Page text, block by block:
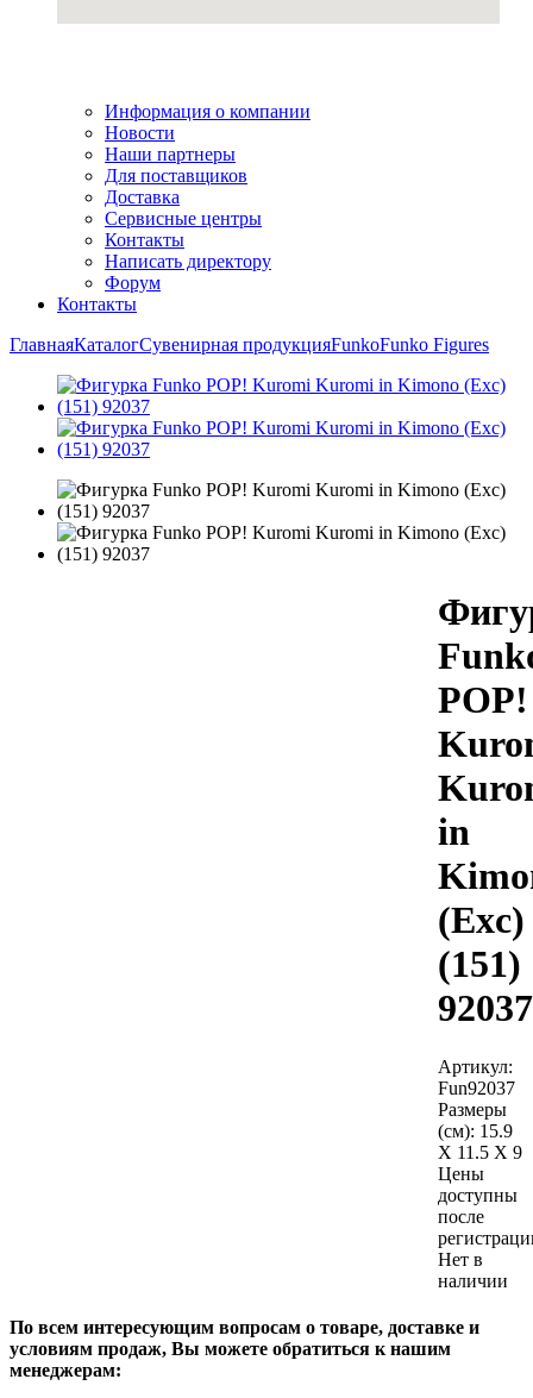
Информация о компании
Новости
Наши партнеры
Для поставщиков
Доставка
Сервисные центры
Контакты
Написать директору
Форум
Контакты
ГлавнаяКаталогСувенирная продукцияFunkoFunko Figures
POP!
in
(Exc)
(151)
92037
Артикул:
Fun92037
Размеры
(см): 15.9
X 11.5 X 9
Цены
доступны
после
Нет в
наличии
По всем интересующим вопросам о товаре, доставке и
условиям продаж, Вы можете обратиться к нашим
менеджерам: